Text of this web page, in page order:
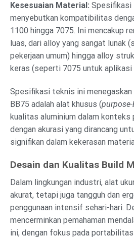
Kesesuaian Material: Spesifikasi
menyebutkan kompatibilitas
1100 hingga 7075. Ini mencakup
luas, dari alloy yang sangat lunak
pekerjaan umum) hingga alloy
keras (seperti 7075 untuk aplikasi
Spesifikasi teknis ini
BB75 adalah alat khusus (
kualitas aluminium dalam konteks
dengan akurasi yang dirancang
signifikan dalam kekerasan
Desain dan Kualitas Build
Dalam lingkungan industri, alat
akurat, tetapi juga tangguh dan
penggunaan intensif sehari-hari.
mencerminkan pemahaman
ini, dengan fokus pada